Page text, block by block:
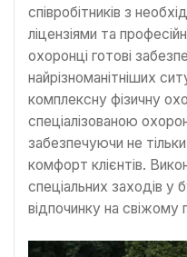
співробітників з
ліцензіями та
охоронці готові
найрізноманітніших
комплексну фізичну
спеціалізованою
забезпечуючи не
комфорт клієнтів.
спеціальних заходів у
відпочинку на свіжому